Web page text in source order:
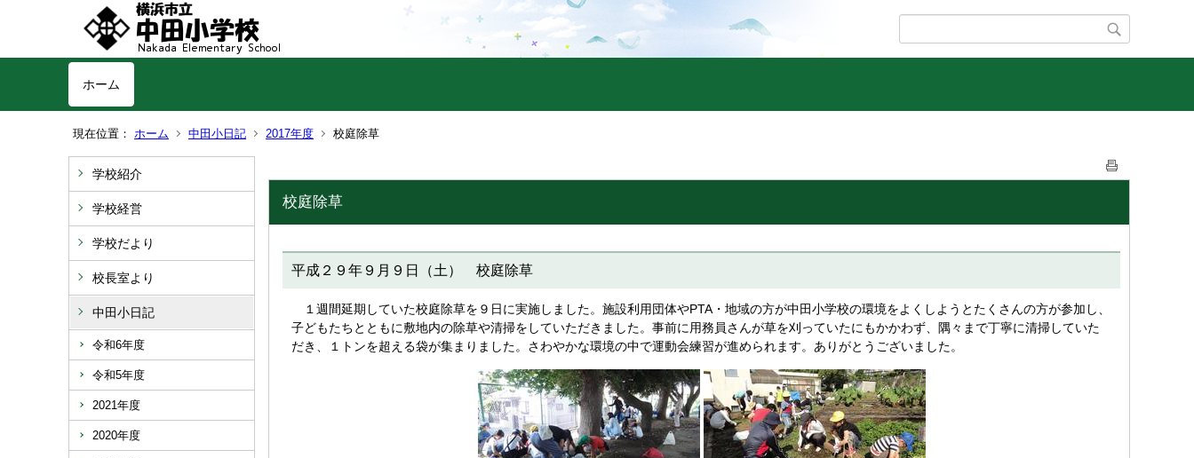
ホーム
現在位置： ホーム 中田小日記 2017年度 校庭除草
学校紹介
学校経営
学校だより
校長室より
中田小日記
令和6年度
令和5年度
2021年度
2020年度
校庭除草
平成２９年９月９日（土） 校庭除草
１週間延期していた校庭除草を９日に実施しました。施設利用団体やPTA・地域の方が中田小学校の環境をよくしようとたくさんの方が参加し、
子どもたちとともに敷地内の除草や清掃をしていただきました。事前に用務員さんが草を刈っていたにもかかわず、隅々まで丁寧に清掃していた
だき、１トンを超える袋が集まりました。さわやかな環境の中で運動会練習が進められます。ありがとうございました。